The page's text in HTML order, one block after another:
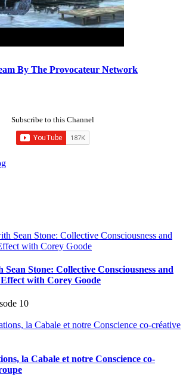
By The Provocateur Network
Subscribe to this Channel
Sean Stone: Collective Consciousness and
with Corey Goode
10
la Cabale et notre Conscience co-